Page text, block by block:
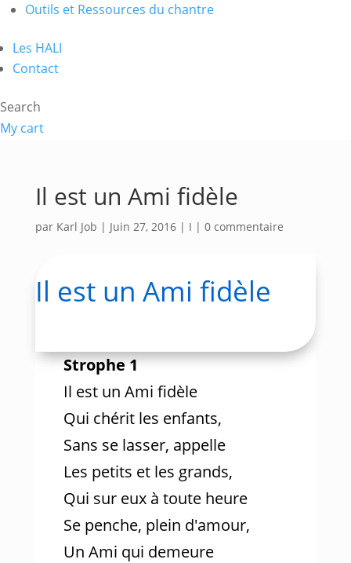
Outils et Ressources du chantre
Les HALI
Contact
Search
My cart
Il est un Ami fidèle
par Karl Job | Juin 27, 2016| I | 0 commentaire
Il est un Ami fidèle
Strophe 1
Il est un Ami fidèle
Qui chérit les enfants,
Sans se lasser, appelle
Les petits et les grands,
Qui sur eux à toute heure
Se penche, plein d'amour,
Un Ami qui demeure